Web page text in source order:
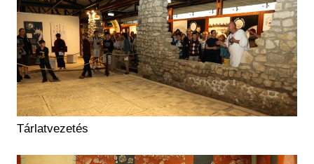
Tárlatvezetés